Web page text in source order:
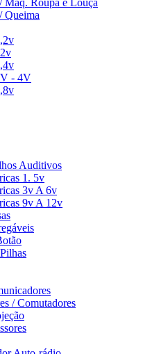
Maq. Roupa e Louça
Queima
- 4V
Auditivos
1. 5v
3v A 6v
9v A 12v
/ Comutadores